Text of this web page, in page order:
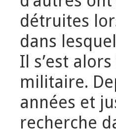
détruites
dans
Il s’est
militaire.
années et
recherche